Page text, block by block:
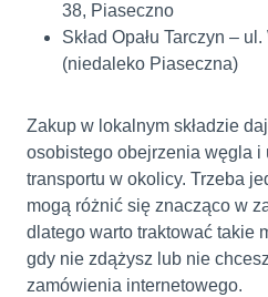
38, Piaseczno
Skład Opału Tarczyn –
(niedaleko Piaseczna)
Zakup w lokalnym składzie
osobistego obejrzenia węgla i
transportu w okolicy. Trzeba
mogą różnić się znacząco w
dlatego warto traktować takie
gdy nie zdążysz lub nie
zamówienia internetowego.